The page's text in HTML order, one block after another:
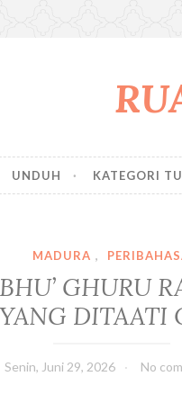
UNDUH KATEGORI
MADURA ,
GHURU
DITAATI
Senin, Juni 29, 2026 No